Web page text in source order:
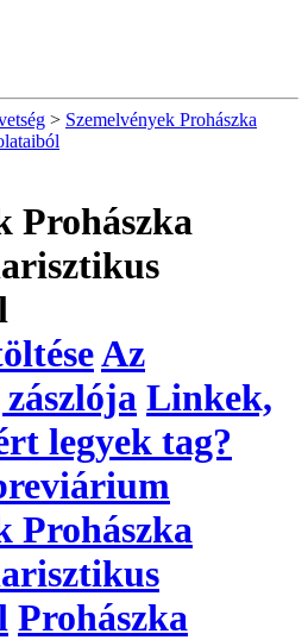
> Szemelvények Prohászka
Prohászka
Az
Linkek,
legyek tag?
Prohászka
Prohászka